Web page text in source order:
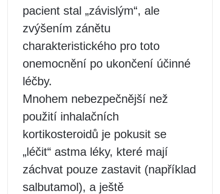
pacient stal „závislým“, ale
zvýšením zánětu
charakteristického pro toto
onemocnění po ukončení účinné
léčby.
Mnohem nebezpečnější než
použití inhalačních
kortikosteroidů je pokusit se
„léčit“ astma léky, které mají
záchvat pouze zastavit (například
salbutamol), a ještě